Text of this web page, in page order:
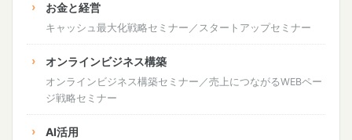
お金と経営
キャッシュ最大化戦略セミナー／スタートアップセミナー
オンラインビジネス構築
オンラインビジネス構築セミナー／売上につながるWEBペー
ジ戦略セミナー
AI活用